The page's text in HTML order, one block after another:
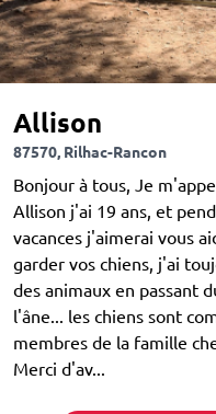
Allison
87570, Rilhac-Rancon
Bonjour à tous, Je
Allison j'ai 19 ans, et
vacances j'aimerai vous
garder vos chiens, j'ai
des animaux en passant
l'âne... les chiens sont
membres de la famille
Merci d'av...